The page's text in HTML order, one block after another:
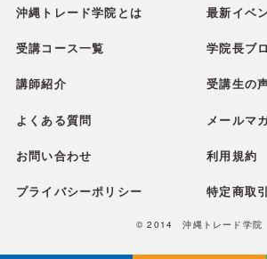
沖縄トレード学院とは 最新イベ
受講コース一覧 学院長ブ
講師紹介 受講生の
よくある質問 メールマ
お問い合わせ 利用規約
プライバシーポリシー 特定商取
© 2014 沖縄トレード学院